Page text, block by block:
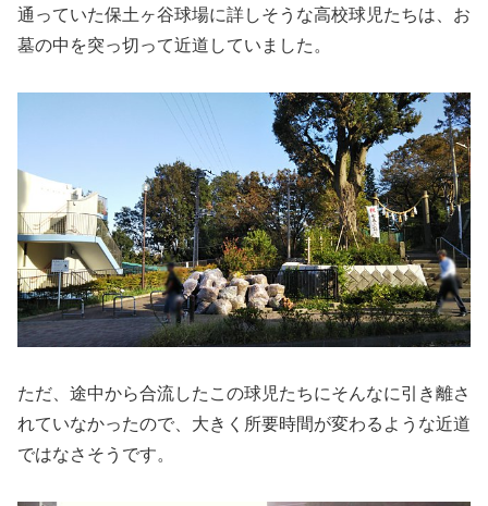
通っていた保土ヶ谷球場に詳しそうな高校球児たちは、お
墓の中を突っ切って近道していました。
ただ、途中から合流したこの球児たちにそんなに引き離さ
れていなかったので、大きく所要時間が変わるような近道
ではなさそうです。